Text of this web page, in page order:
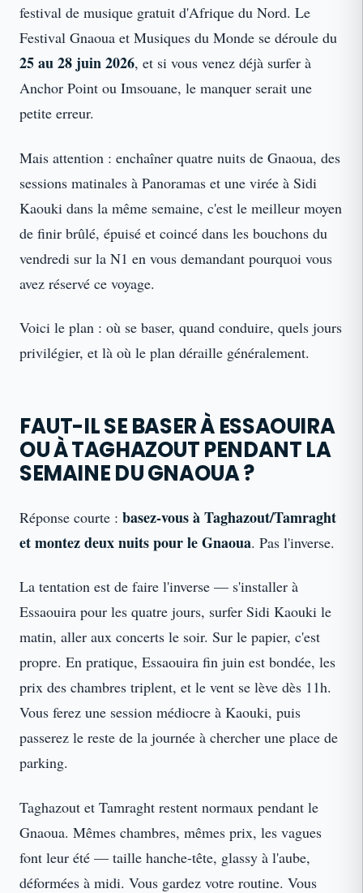
festival de musique gratuit d'Afrique du Nord. Le
Festival Gnaoua et Musiques du Monde se déroule du
25 au 28 juin 2026, et si vous venez déjà surfer à
Anchor Point ou Imsouane, le manquer serait une
petite erreur.
Mais attention : enchaîner quatre nuits de Gnaoua, des
sessions matinales à Panoramas et une virée à Sidi
Kaouki dans la même semaine, c'est le meilleur moyen
de finir brûlé, épuisé et coincé dans les bouchons du
vendredi sur la N1 en vous demandant pourquoi vous
avez réservé ce voyage.
Voici le plan : où se baser, quand conduire, quels jours
privilégier, et là où le plan déraille généralement.
FAUT-IL SE BASER À ESSAOUIRA
OU À TAGHAZOUT PENDANT LA
SEMAINE DU GNAOUA ?
Réponse courte : basez-vous à Taghazout/Tamraght
et montez deux nuits pour le Gnaoua. Pas l'inverse.
La tentation est de faire l'inverse — s'installer à
Essaouira pour les quatre jours, surfer Sidi Kaouki le
matin, aller aux concerts le soir. Sur le papier, c'est
propre. En pratique, Essaouira fin juin est bondée, les
prix des chambres triplent, et le vent se lève dès 11h.
Vous ferez une session médiocre à Kaouki, puis
passerez le reste de la journée à chercher une place de
parking.
Taghazout et Tamraght restent normaux pendant le
Gnaoua. Mêmes chambres, mêmes prix, les vagues
font leur été — taille hanche-tête, glassy à l'aube,
déformées à midi. Vous gardez votre routine. Vous